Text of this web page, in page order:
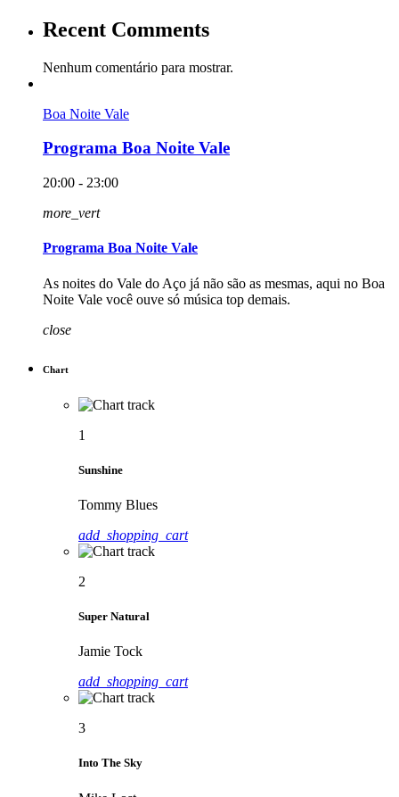
Recent Comments
Nenhum comentário para mostrar.
Boa Noite Vale
Programa Boa Noite Vale
20:00 - 23:00
more_vert
Programa Boa Noite Vale
As noites do Vale do Aço já não são as mesmas, aqui no Boa
Noite Vale você ouve só música top demais.
close
Chart
1
Sunshine
Tommy Blues
add_shopping_cart
2
Super Natural
Jamie Tock
add_shopping_cart
3
Into The Sky